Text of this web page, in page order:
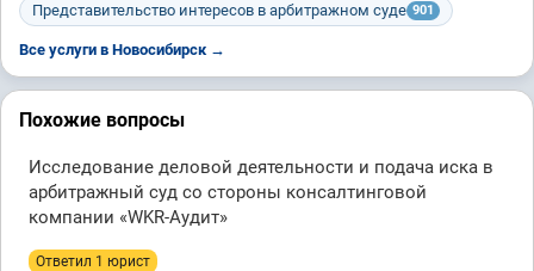
Представительство интересов в арбитражном суде 901
Все услуги в Новосибирск →
Похожие вопросы
Исследование деловой деятельности и подача иска в
арбитражный суд со стороны консалтинговой
компании «WKR-Аудит»
Ответил 1 юрист